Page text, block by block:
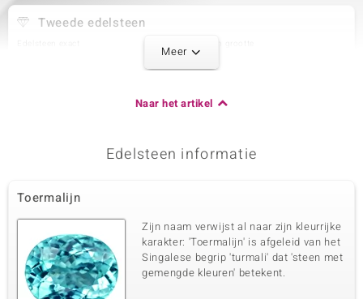
Tweede edelsteen
Nigeriaanse roze toermalijn 4 à 2,5 mm
Rond geslepen
Edelsteen exact
Zirkoon 52 à 1,2 mm
Karaatgewicht som
0,692 ct
Slijpvorm
Rond geslepen
Zetting
Pave
Herkomst
Meer
Naar het artikel
Edelsteen informatie
Toermalijn
Zijn naam verwijst al naar zijn kleurrijke
karakter: 'Toermalijn' is afgeleid van het
Singalese begrip 'turmali' dat 'steen met
gemengde kleuren' betekent.